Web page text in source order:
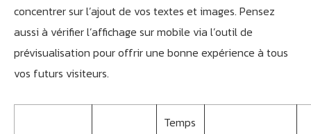
concentrer sur l’ajout de vos textes et images. Pensez
aussi à vérifier l’affichage sur mobile via l’outil de
prévisualisation pour offrir une bonne expérience à tous
vos futurs visiteurs.
Temps